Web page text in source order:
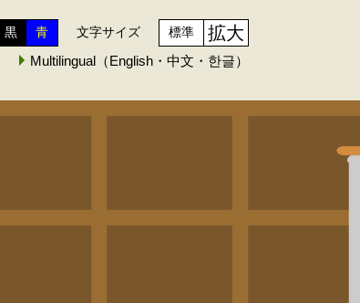
黒 青 文字サイズ 標準 拡大
Multilingual（English・中文・한글）